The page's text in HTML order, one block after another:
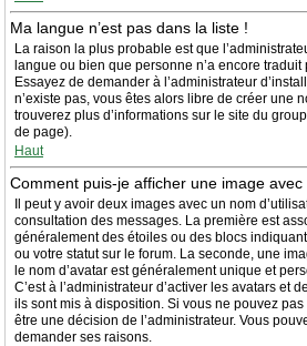
Ma langue n’est pas dans la liste !
La raison la plus probable est que
langue ou bien que personne n’a encore
Essayez de demander à l’administrateur
n’existe pas, vous êtes alors libre de créer une
trouverez plus d’informations sur le site du
de page).
Haut
Comment puis-je afficher une image avec
Il peut y avoir deux images avec un nom
consultation des messages. La première est
généralement des étoiles ou des blocs
ou votre statut sur le forum. La seconde, une
le nom d’avatar est généralement unique et
C’est à l’administrateur d’activer les avatars et
ils sont mis à disposition. Si vous ne pouvez pas
être une décision de l’administrateur. Vous
demander ses raisons.